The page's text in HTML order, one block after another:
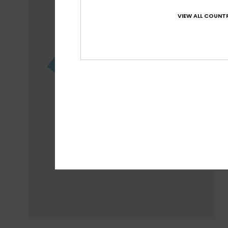
VIEW ALL